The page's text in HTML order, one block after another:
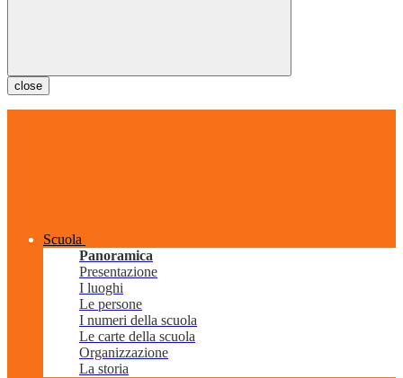
close
Scuola
Panoramica
Presentazione
I luoghi
Le persone
I numeri della scuola
Le carte della scuola
Organizzazione
La storia